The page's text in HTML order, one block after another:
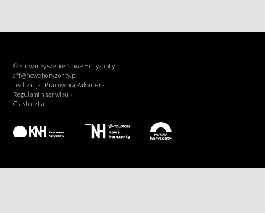
© Stowarzyszenie Nowe Horyzonty
aff@nowehoryzonty.pl
realizacja: Pracownia Pakamera
Regulamin serwisu ›
Ciasteczka